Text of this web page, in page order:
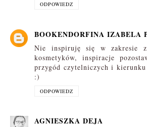
ODPOWIEDZ
BOOKENDORFINA IZABELA
Nie inspiruję się w zakresie
kosmetyków, inspiracje
przygód czytelniczych i
:)
ODPOWIEDZ
AGNIESZKA DEJA